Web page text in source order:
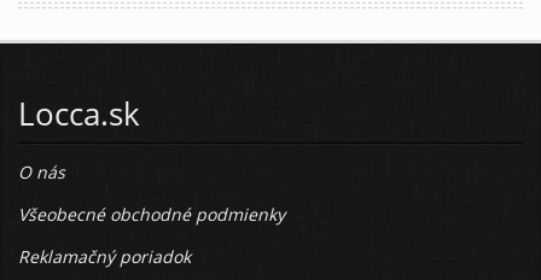
Locca.sk
O nás
Všeobecné obchodné podmienky
Reklamačný poriadok